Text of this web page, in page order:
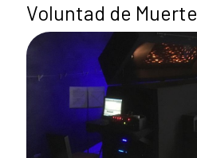
Voluntad de Muerte